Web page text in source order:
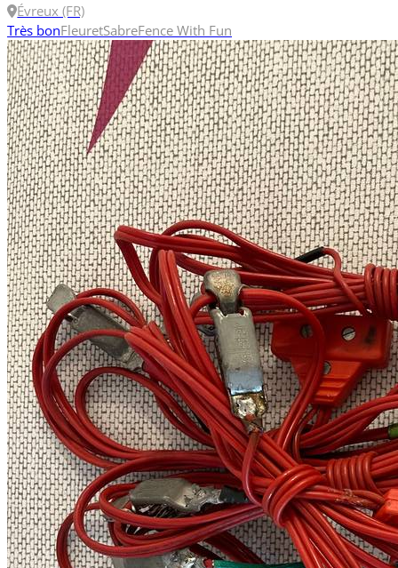
Évreux (FR)
Très bonFleuretSabreFence With Fun